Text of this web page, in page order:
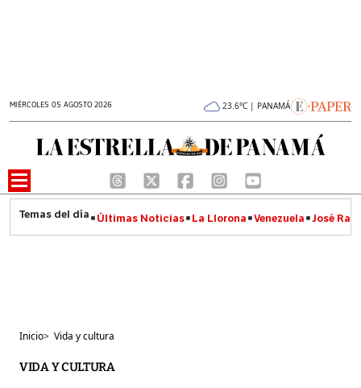
MIÉRCOLES 05 AGOSTO 2026 23.6°C | PANAMÁ
Últimas Noticias La Llorona Venezuela José
Inicio> Vida y cultura
VIDA Y CULTURA